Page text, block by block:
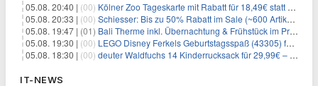
05.08. 20:40 | (00) Kölner Zoo Tageskarte mit Rabatt für 18,49€ statt 29,50€ – einlösbar bis Dezember
05.08. 20:33 | (00) Schiesser: Bis zu 50% Rabatt im Sale (~600 Artikel zur Auswahl)
05.08. 19:47 | (01) Bali Therme inkl. Übernachtung & Frühstück im Premium Hotel (Bad Oeynhausen) ab 89€ p.P.
05.08. 19:30 | (00) LEGO Disney Ferkels Geburtstagsspaß (43305) für 29,10€
05.08. 18:30 | (00) deuter Waldfuchs 14 Kinderrucksack für 29,99€ – Amber-maple
IT-NEWS